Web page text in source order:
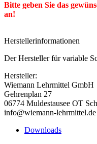
Bitte geben Sie das
an!
Herstellerinformationen
Der Hersteller für variable
Hersteller:
Wiemann Lehrmittel GmbH
Gehrenplan 27
06774 Muldestausee OT
info@wiemann-lehrmittel.de
Downloads